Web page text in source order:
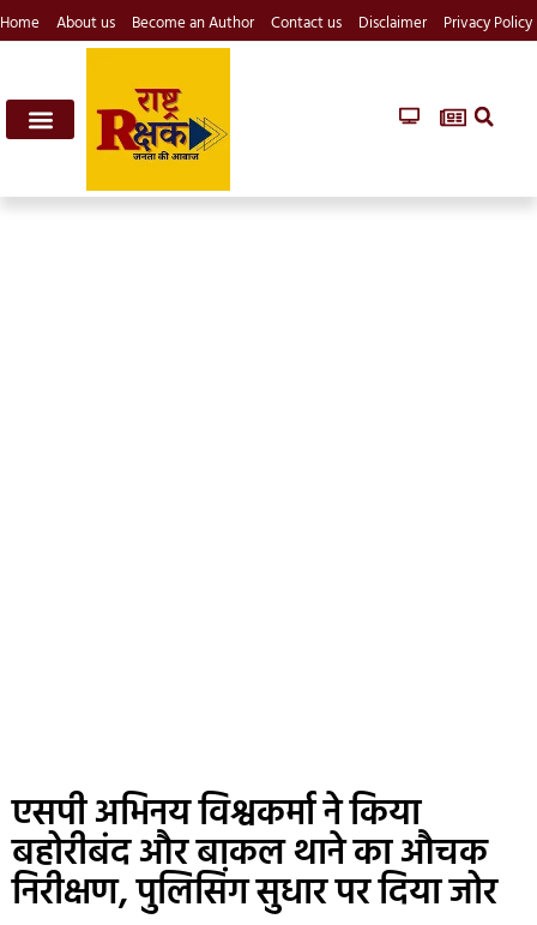
Home About us Become an Author Contact us Disclaimer Privacy Policy
एसपी अभिनय विश्वकर्मा ने किया
बहोरीबंद और बाकल थाने का औचक
निरीक्षण, पुलिसिंग सुधार पर दिया जोर